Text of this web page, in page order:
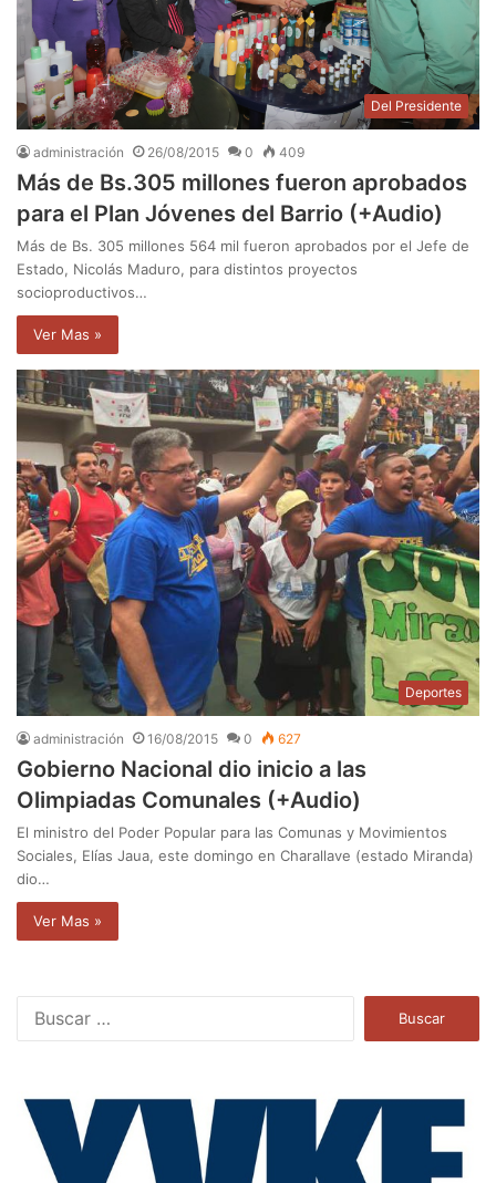
Del Presidente
administración 26/08/2015 0 409
Más de Bs.305 millones fueron aprobados
para el Plan Jóvenes del Barrio (+Audio)
Más de Bs. 305 millones 564 mil fueron aprobados por el Jefe de
Estado, Nicolás Maduro, para distintos proyectos
socioproductivos…
Ver Mas »
Deportes
administración 16/08/2015 0 627
Gobierno Nacional dio inicio a las
Olimpiadas Comunales (+Audio)
El ministro del Poder Popular para las Comunas y Movimientos
Sociales, Elías Jaua, este domingo en Charallave (estado Miranda)
dio…
Ver Mas »
a